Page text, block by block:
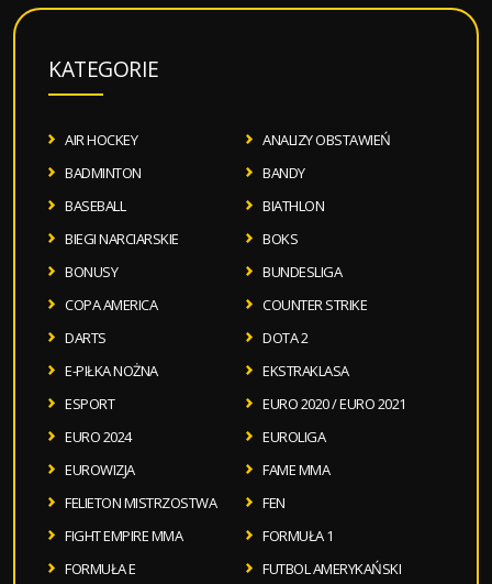
KATEGORIE
AIR HOCKEY
ANALIZY OBSTAWIEŃ
BADMINTON
BANDY
BASEBALL
BIATHLON
BIEGI NARCIARSKIE
BOKS
BONUSY
BUNDESLIGA
COPA AMERICA
COUNTER STRIKE
DARTS
DOTA 2
E-PIŁKA NOŻNA
EKSTRAKLASA
ESPORT
EURO 2020 / EURO 2021
EURO 2024
EUROLIGA
EUROWIZJA
FAME MMA
FELIETON MISTRZOSTWA
FEN
FIGHT EMPIRE MMA
FORMUŁA 1
FORMUŁA E
FUTBOL AMERYKAŃSKI